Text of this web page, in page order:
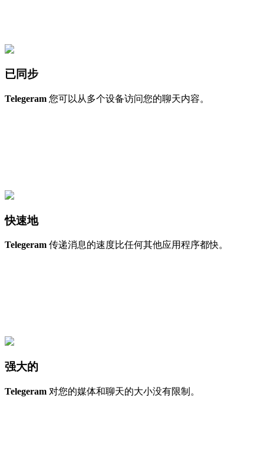
已同步
Telegeram 您可以从多个设备访问您的聊天内容。
快速地
Telegeram 传递消息的速度比任何其他应用程序都快。
强大的
Telegeram 对您的媒体和聊天的大小没有限制。